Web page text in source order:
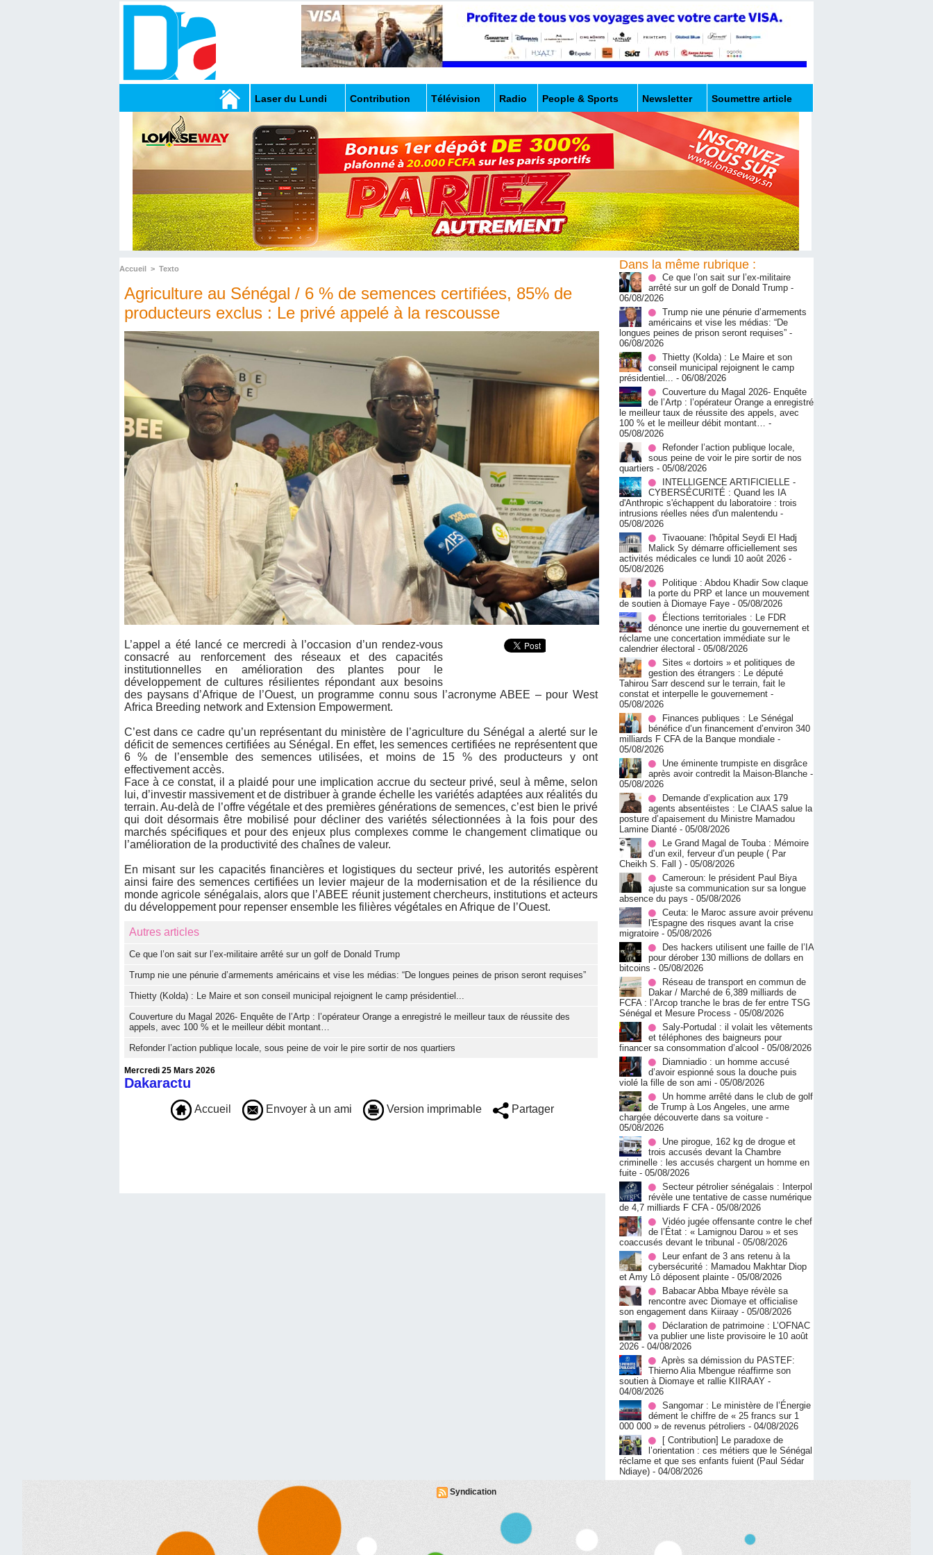
Laser du Lundi Contribution Télévision Radio People & Sports Newsletter Soumettre article
Accueil > Texto
Agriculture au Sénégal / 6 % de semences certifiées, 85% de
producteurs exclus : Le privé appelé à la rescousse
L’appel a été lancé ce mercredi à l’occasion d’un rendez-vous
consacré au renforcement des réseaux et des capacités
institutionnelles en amélioration des plantes pour le
développement de cultures résilientes répondant aux besoins
des paysans d’Afrique de l’Ouest, un programme connu sous l’acronyme ABEE – pour West
Africa Breeding network and Extension Empowerment.
C’est dans ce cadre qu’un représentant du ministère de l’agriculture du Sénégal a alerté sur le
déficit de semences certifiées au Sénégal. En effet, les semences certifiées ne représentent que
6 % de l’ensemble des semences utilisées, et moins de 15 % des producteurs y ont
effectivement accès.
Face à ce constat, il a plaidé pour une implication accrue du secteur privé, seul à même, selon
lui, d’investir massivement et de distribuer à grande échelle les variétés adaptées aux réalités du
terrain. Au-delà de l’offre végétale et des premières générations de semences, c’est bien le privé
qui doit désormais être mobilisé pour décliner des variétés sélectionnées à la fois pour des
marchés spécifiques et pour des enjeux plus complexes comme le changement climatique ou
l’amélioration de la productivité des chaînes de valeur.
En misant sur les capacités financières et logistiques du secteur privé, les autorités espèrent
ainsi faire des semences certifiées un levier majeur de la modernisation et de la résilience du
monde agricole sénégalais, alors que l’ABEE réunit justement chercheurs, institutions et acteurs
du développement pour repenser ensemble les filières végétales en Afrique de l’Ouest.
Autres articles
Ce que l’on sait sur l’ex-militaire arrêté sur un golf de Donald Trump
Trump nie une pénurie d’armements américains et vise les médias: “De longues peines de prison seront requises”
‎Thietty (Kolda) : Le Maire et son conseil municipal rejoignent le camp présidentiel...
Couverture du Magal 2026- Enquête de l’Artp : l’opérateur Orange a enregistré le meilleur taux de réussite des
appels, avec 100 % et le meilleur débit montant…
Refonder l’action publique locale, sous peine de voir le pire sortir de nos quartiers
Mercredi 25 Mars 2026
Dakaractu
Accueil Envoyer à un ami Version imprimable Partager
Dans la même rubrique :
Ce que l’on sait sur l’ex-militaire
arrêté sur un golf de Donald Trump -
06/08/2026
Trump nie une pénurie d’armements
américains et vise les médias: “De
longues peines de prison seront requises” -
06/08/2026
‎Thietty (Kolda) : Le Maire et son
conseil municipal rejoignent le camp
présidentiel... - 06/08/2026
Couverture du Magal 2026- Enquête
de l’Artp : l’opérateur Orange a enregistré
le meilleur taux de réussite des appels, avec
100 % et le meilleur débit montant… -
05/08/2026
Refonder l’action publique locale,
sous peine de voir le pire sortir de nos
quartiers - 05/08/2026
INTELLIGENCE ARTIFICIELLE -
CYBERSÉCURITÉ : Quand les IA
d'Anthropic s'échappent du laboratoire : trois
intrusions réelles nées d'un malentendu -
05/08/2026
Tivaouane: l'hôpital Seydi El Hadj
Malick Sy démarre officiellement ses
activités médicales ce lundi 10 août 2026 -
05/08/2026
Politique : Abdou Khadir Sow claque
la porte du PRP et lance un mouvement
de soutien à Diomaye Faye - 05/08/2026
Élections territoriales : Le FDR
dénonce une inertie du gouvernement et
réclame une concertation immédiate sur le
calendrier électoral - 05/08/2026
Sites « dortoirs » et politiques de
gestion des étrangers : Le député
Tahirou Sarr descend sur le terrain, fait le
constat et interpelle le gouvernement -
05/08/2026
Finances publiques : Le Sénégal
bénéfice d’un financement d’environ 340
milliards F CFA de la Banque mondiale -
05/08/2026
Une éminente trumpiste en disgrâce
après avoir contredit la Maison-Blanche -
05/08/2026
Demande d’explication aux 179
agents absentéistes : Le CIAAS salue la
posture d’apaisement du Ministre Mamadou
Lamine Dianté - 05/08/2026
Le Grand Magal de Touba : Mémoire
d’un exil, ferveur d’un peuple ( Par
Cheikh S. Fall ) - 05/08/2026
Cameroun: le président Paul Biya
ajuste sa communication sur sa longue
absence du pays - 05/08/2026
Ceuta: le Maroc assure avoir prévenu
l'Espagne des risques avant la crise
migratoire - 05/08/2026
Des hackers utilisent une faille de l’IA
pour dérober 130 millions de dollars en
bitcoins - 05/08/2026
Réseau de transport en commun de
Dakar / Marché de 6,389 milliards de
FCFA : l’Arcop tranche le bras de fer entre TSG
Sénégal et Mesure Process - 05/08/2026
Saly-Portudal : il volait les vêtements
et téléphones des baigneurs pour
financer sa consommation d’alcool - 05/08/2026
Diamniadio : un homme accusé
d’avoir espionné sous la douche puis
violé la fille de son ami - 05/08/2026
Un homme arrêté dans le club de golf
de Trump à Los Angeles, une arme
chargée découverte dans sa voiture -
05/08/2026
Une pirogue, 162 kg de drogue et
trois accusés devant la Chambre
criminelle : les accusés chargent un homme en
fuite - 05/08/2026
Secteur pétrolier sénégalais : Interpol
révèle une tentative de casse numérique
de 4,7 milliards F CFA - 05/08/2026
Vidéo jugée offensante contre le chef
de l’État : « Lamignou Darou » et ses
coaccusés devant le tribunal - 05/08/2026
Leur enfant de 3 ans retenu à la
cybersécurité : Mamadou Makhtar Diop
et Amy Lô déposent plainte - 05/08/2026
Babacar Abba Mbaye révèle sa
rencontre avec Diomaye et officialise
son engagement dans Kiiraay - 05/08/2026
Déclaration de patrimoine : L’OFNAC
va publier une liste provisoire le 10 août
2026 - 04/08/2026
Après sa démission du PASTEF:
Thierno Alia Mbengue réaffirme son
soutien à Diomaye et rallie KIIRAAY -
04/08/2026
Sangomar : Le ministère de l’Énergie
dément le chiffre de « 25 francs sur 1
000 000 » de revenus pétroliers - 04/08/2026
[ Contribution] Le paradoxe de
l’orientation : ces métiers que le Sénégal
réclame et que ses enfants fuient (Paul Sédar
Ndiaye) - 04/08/2026
Syndication